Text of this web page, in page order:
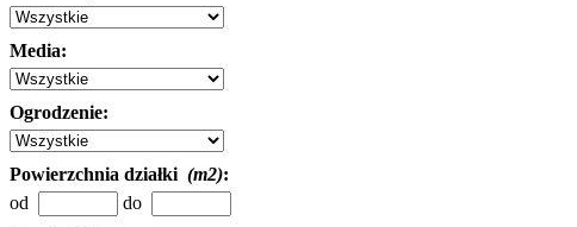
Media:
Ogrodzenie:
Powierzchnia działki (m2):
od
do